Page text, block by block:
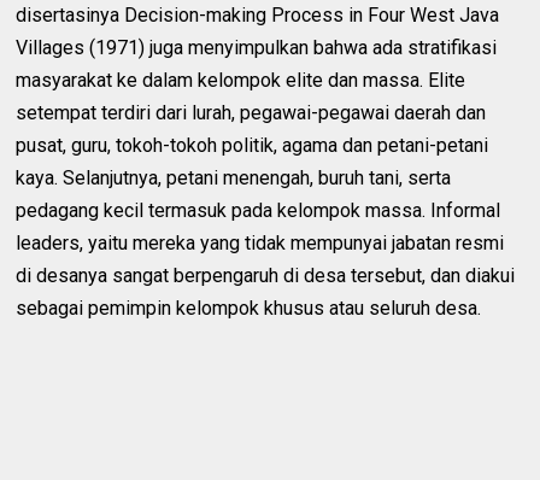
disertasinya Decision-making Process in Four West Java
Villages (1971) juga menyimpulkan bahwa ada stratifikasi
masyarakat ke dalam kelompok elite dan massa. Elite
setempat terdiri dari lurah, pegawai-pegawai daerah dan
pusat, guru, tokoh-tokoh politik, agama dan petani-petani
kaya. Selanjutnya, petani menengah, buruh tani, serta
pedagang kecil termasuk pada kelompok massa. Informal
leaders, yaitu mereka yang tidak mempunyai jabatan resmi
di desanya sangat berpengaruh di desa tersebut, dan diakui
sebagai pemimpin kelompok khusus atau seluruh desa.